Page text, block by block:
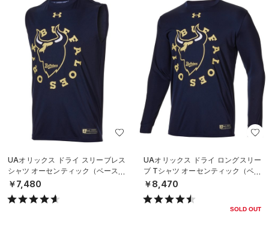
UAオリックス ドライ スリーブレス
シャツ オーセンティック（ベースボ
ール/MEN）
￥7,480
UAオリックス ドライ ロングスリー
ブ Tシャツ オーセンティック（ベー
スボール/MEN）
￥8,470
SOLD OUT